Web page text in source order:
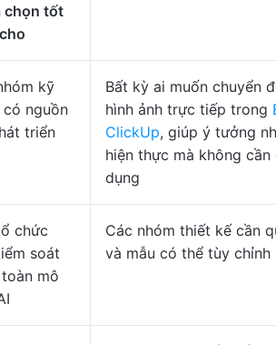
chọn tốt
kỹ
nguồn
triển
Bất kỳ ai muốn chuyển
hình ảnh trực tiếp trong
ClickUp, giúp ý tưởng
hiện thực mà không
dụng
chức
soát
mô
Các nhóm thiết kế cần
và mẫu có thể tùy chỉnh